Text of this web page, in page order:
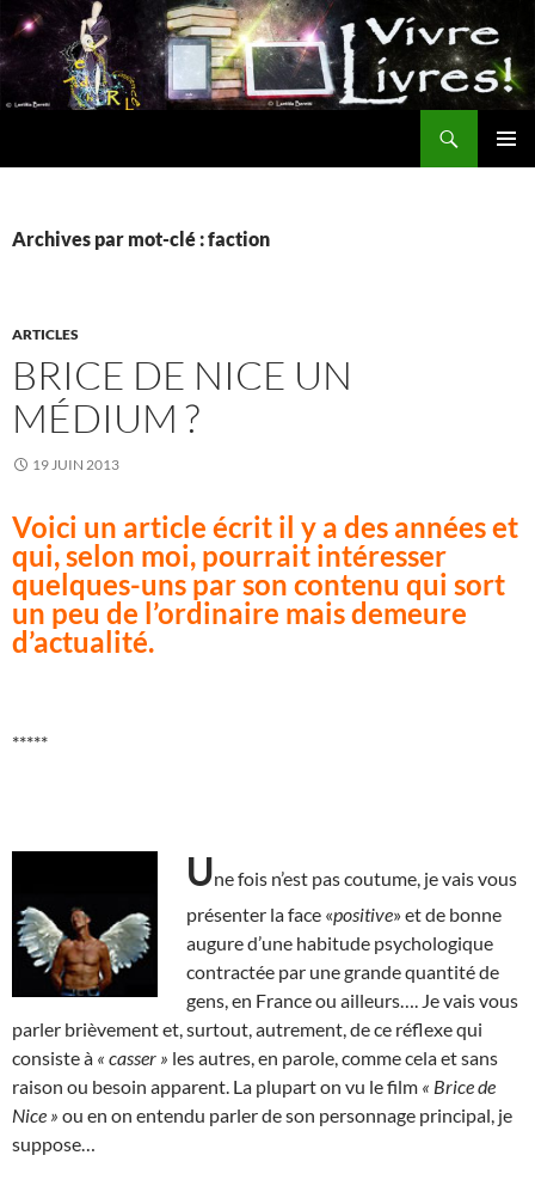
Aller
au
contenu
Archives par mot-clé : faction
ARTICLES
BRICE DE NICE UN
MÉDIUM ?
19 JUIN 2013
Voici un article écrit il y a des années et
qui, selon moi, pourrait intéresser
quelques-uns par son contenu qui sort
un peu de l’ordinaire mais demeure
d’actualité.
*****
Une fois n’est pas coutume, je vais vous
présenter la face «positive» et de bonne
augure d’une habitude psychologique
contractée par une grande quantité de
gens, en France ou ailleurs…. Je vais vous
parler brièvement et, surtout, autrement, de ce réflexe qui
consiste à « casser » les autres, en parole, comme cela et sans
raison ou besoin apparent. La plupart on vu le film « Brice de
Nice » ou en on entendu parler de son personnage principal, je
suppose…